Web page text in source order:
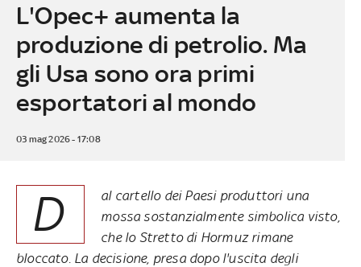
L'Opec+ aumenta la
produzione di petrolio. Ma
gli Usa sono ora primi
esportatori al mondo
03 mag 2026 - 17:08
D
al cartello dei Paesi produttori una
mossa sostanzialmente simbolica visto,
che lo Stretto di Hormuz rimane
bloccato. La decisione, presa dopo l'uscita degli